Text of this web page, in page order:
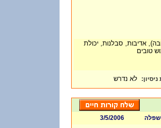
אדיבות, סבלנות, יכולת
טובים
: לא נדרש
3/5/2006